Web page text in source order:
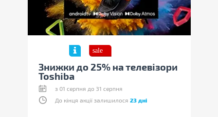
Знижки до 25% на телевізори
Toshiba
з 01 серпня до 31 серпня
До кінця акції залишилося 23 дні